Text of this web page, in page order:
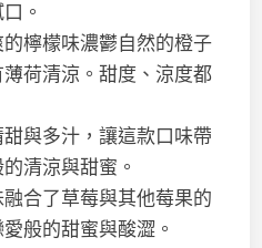
。
檸檬味濃鬱自然的橙子
荷清涼。甜度、涼度都
與多汁，讓這款口味帶
清涼與甜蜜。
合了草莓與其他莓果的
般的甜蜜與酸澀。